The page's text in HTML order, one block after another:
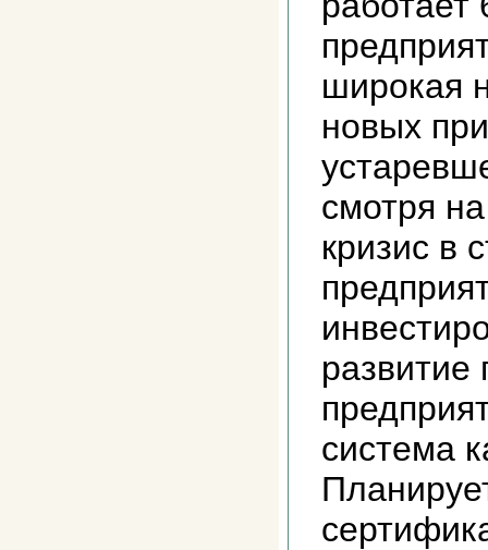
широкая
новых
смотря
кризис в
система